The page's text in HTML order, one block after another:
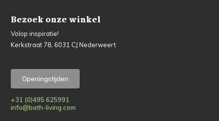
Bezoek onze winkel
Volop inspiratie!
Kerkstraat 78, 6031 CJ Nederweert
Openingstijden
+31 (0)495 625991
info@bath-living.com